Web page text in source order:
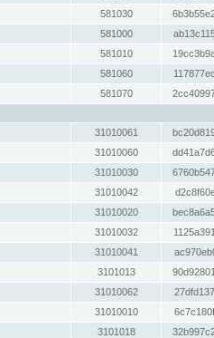
581030
581000
581010
581060
581070
31010061
31010060
31010030
31010042
31010020
31010032
31010041
3101013
31010062
31010010
3101018